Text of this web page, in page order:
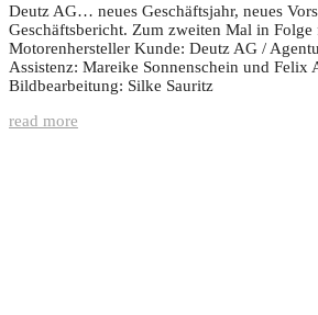
Deutz AG… neues Geschäftsjahr, neues
Geschäftsbericht. Zum zweiten Mal in
Motorenhersteller Kunde: Deutz AG /
Assistenz: Mareike Sonnenschein und Felix
Bildbearbeitung: Silke Sauritz
read more